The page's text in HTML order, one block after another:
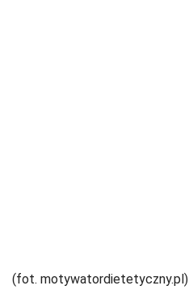
(fot. motywatordietetyczny.pl)